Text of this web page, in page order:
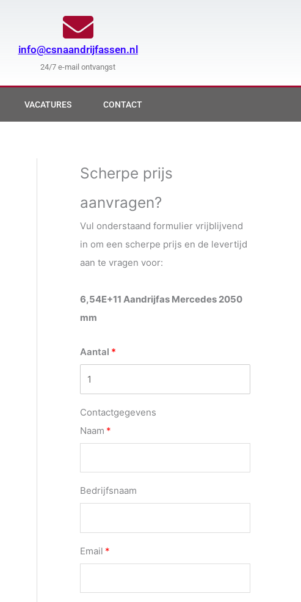
info@csnaandrijfassen.nl
24/7 e-mail ontvangst
VACATURES CONTACT
Scherpe prijs
aanvragen?
Vul onderstaand formulier vrijblijvend
in om een scherpe prijs en de levertijd
aan te vragen voor:
6,54E+11 Aandrijfas Mercedes 2050
mm
Aantal
Contactgegevens
Naam
Bedrijfsnaam
Email